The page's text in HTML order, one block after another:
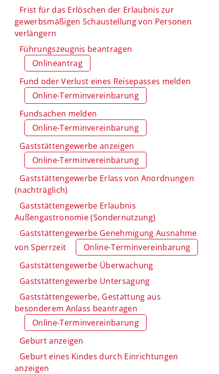
Frist für das Erlöschen der Erlaubnis zur
gewerbsmäßigen Schaustellung von Personen
verlängern
Führungszeugnis beantragen
Onlineantrag
Fund oder Verlust eines Reisepasses melden
Online-Terminvereinbarung
Fundsachen melden
Online-Terminvereinbarung
Gaststättengewerbe anzeigen
Online-Terminvereinbarung
Gaststättengewerbe Erlass von Anordnungen
(nachträglich)
Gaststättengewerbe Erlaubnis
Außengastronomie (Sondernutzung)
Gaststättengewerbe Genehmigung Ausnahme
von Sperrzeit
Online-Terminvereinbarung
Gaststättengewerbe Überwachung
Gaststättengewerbe Untersagung
Gaststättengewerbe, Gestattung aus
besonderem Anlass beantragen
Online-Terminvereinbarung
Geburt anzeigen
Geburt eines Kindes durch Einrichtungen
anzeigen